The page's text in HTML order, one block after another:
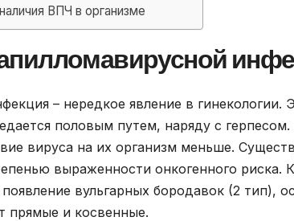
ВПЧ в организме
– нередкое явление в гинекологии.
половым путем, наряду с
вируса на их организм меньше.
выраженности онкогенного риска.
вульгарных бородавок (2 тип),
и косвенные.